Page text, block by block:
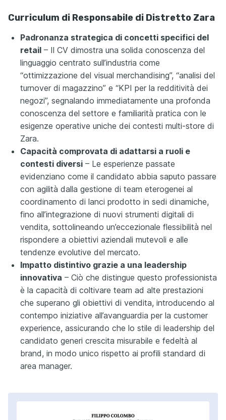
Curriculum di Responsabile di Distretto Zara
Padronanza strategica di concetti specifici del
retail – Il CV dimostra una solida conoscenza del
linguaggio centrato sull’industria come
“ottimizzazione del visual merchandising”, “analisi del
turnover di magazzino” e “KPI per la redditività dei
negozi”, segnalando immediatamente una profonda
conoscenza del settore e familiarità pratica con le
esigenze operative uniche dei contesti multi-store di
Zara.
Capacità comprovata di adattarsi a ruoli e
contesti diversi – Le esperienze passate
evidenziano come il candidato abbia saputo passare
con agilità dalla gestione di team eterogenei al
coordinamento di lanci prodotto in sedi dinamiche,
fino all’integrazione di nuovi strumenti digitali di
vendita, sottolineando un’eccezionale flessibilità nel
rispondere a obiettivi aziendali mutevoli e alle
tendenze evolutive del mercato.
Impatto distintivo grazie a una leadership
innovativa – Ciò che distingue questo professionista
è la capacità di coltivare team ad alte prestazioni
che superano gli obiettivi di vendita, introducendo al
contempo iniziative all’avanguardia per la customer
experience, assicurando che lo stile di leadership del
candidato generi crescita misurabile e fedeltà al
brand, in modo unico rispetto ai profili standard di
area manager.